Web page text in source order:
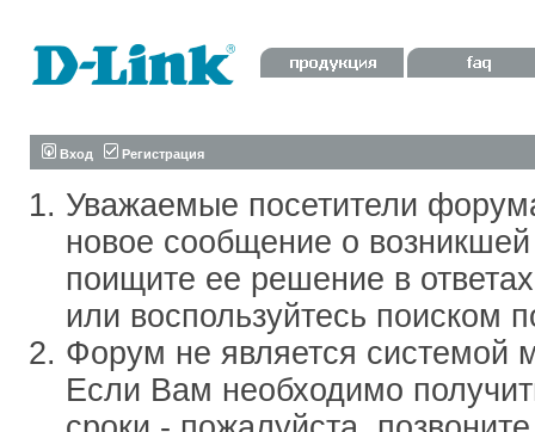
Вход Регистрация
Уважаемые посетители
новое сообщение о
поищите ее решение в
или воспользуйтесь поиском
Форум не является системой
Если Вам необходимо